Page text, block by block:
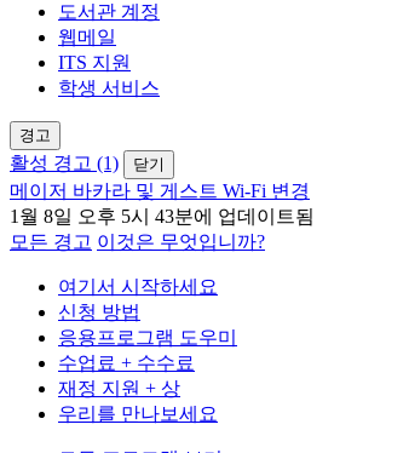
도서관 계정
웹메일
ITS 지원
학생 서비스
경고
활성 경고 (1) 닫기
메이저 바카라 및 게스트 Wi-Fi 변경
1월 8일 오후 5시 43분에 업데이트됨
모든 경고 이것은 무엇입니까?
여기서 시작하세요
신청 방법
응용프로그램 도우미
수업료 + 수수료
재정 지원 + 상
우리를 만나보세요